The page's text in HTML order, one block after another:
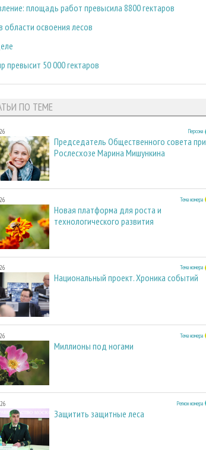
площадь работ превысила 8800 гектаров
освоения лесов
превысит 50 000 гектаров
ПО ТЕМЕ
Персона
Председатель Общественного совета при
Рослесхозе Марина Мишункина
Тема номера
Новая платформа для роста и
технологического развития
Тема номера
Национальный проект. Хроника событий
Тема номера
Миллионы под ногами
Регион номера
Защитить защитные леса